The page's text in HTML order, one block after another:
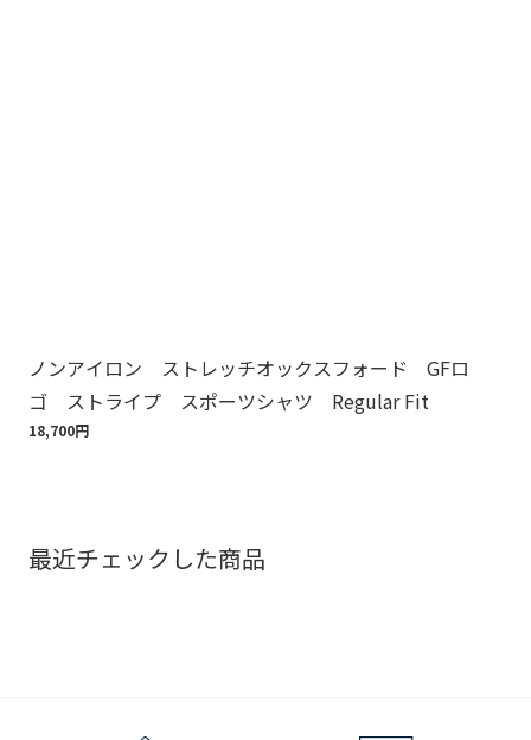
ノンアイロン ストレッチオックスフォード GFロ
ゴ ストライプ スポーツシャツ Regular Fit
18,700円
最近チェックした商品